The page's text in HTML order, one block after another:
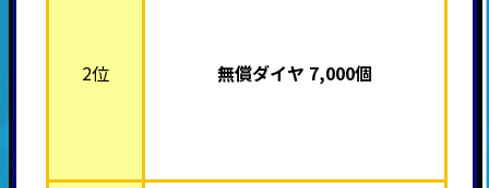
2位 無償ダイヤ 7,000個